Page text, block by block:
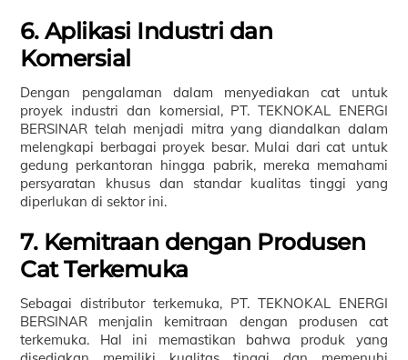
6. Aplikasi Industri dan
Komersial
Dengan pengalaman dalam menyediakan cat untuk
proyek industri dan komersial, PT. TEKNOKAL ENERGI
BERSINAR telah menjadi mitra yang diandalkan dalam
melengkapi berbagai proyek besar. Mulai dari cat untuk
gedung perkantoran hingga pabrik, mereka memahami
persyaratan khusus dan standar kualitas tinggi yang
diperlukan di sektor ini.
7. Kemitraan dengan Produsen
Cat Terkemuka
Sebagai distributor terkemuka, PT. TEKNOKAL ENERGI
BERSINAR menjalin kemitraan dengan produsen cat
terkemuka. Hal ini memastikan bahwa produk yang